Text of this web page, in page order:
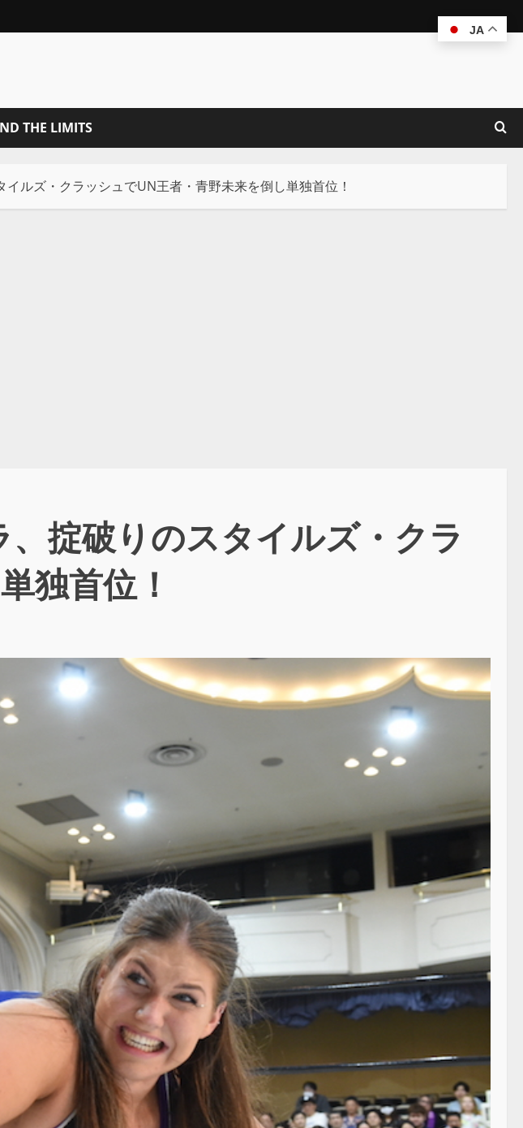
THE LIMITS
イルズ・クラッシュでUN王者・青野未来を倒し単独首位！
、掟破りのスタイルズ・クラ
独首位！
JA